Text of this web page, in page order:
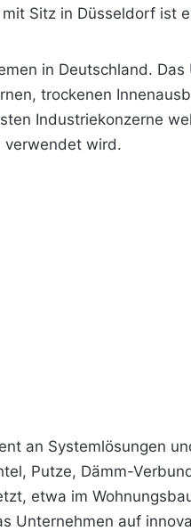
Sitz in Düsseldorf ist
in Deutschland.
trockenen
Industriekonzerne
verwendet wird.
an Systemlösungen
Putze, Dämm-
etwa im
Unternehmen auf